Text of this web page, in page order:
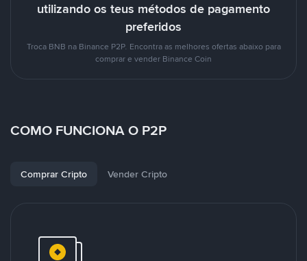
utilizando os teus métodos de pagamento
preferidos
Troca BNB na Binance P2P. Encontra as melhores ofertas abaixo para
comprar e vender Binance Coin
COMO FUNCIONA O P2P
Comprar Cripto Vender Cripto